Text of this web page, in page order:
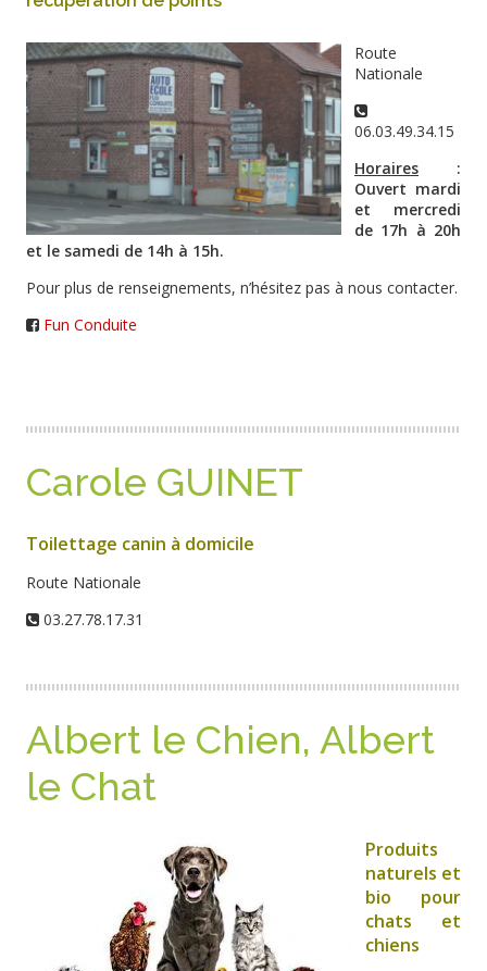
Route
Nationale
06.03.49.34.15
Horaires :
Ouvert mardi
et mercredi
de 17h à 20h
et le samedi de 14h à 15h.
Pour plus de renseignements, n’hésitez pas à nous contacter.
Fun Conduite
Carole GUINET
Toilettage canin à domicile
Route Nationale
03.27.78.17.31
Albert le Chien, Albert
le Chat
Produits
naturels et
bio pour
chats et
chiens